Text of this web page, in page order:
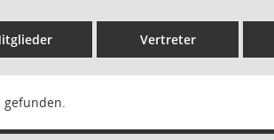
Vertreter
gefunden.